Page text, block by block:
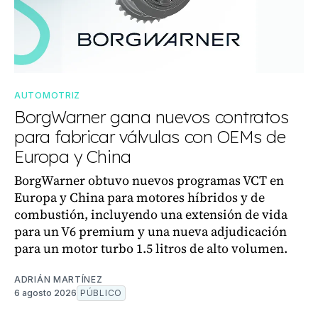
AUTOMOTRIZ
BorgWarner gana nuevos contratos
para fabricar válvulas con OEMs de
Europa y China
BorgWarner obtuvo nuevos programas VCT en
Europa y China para motores híbridos y de
combustión, incluyendo una extensión de vida
para un V6 premium y una nueva adjudicación
para un motor turbo 1.5 litros de alto volumen.
ADRIÁN MARTÍNEZ
6 agosto 2026 PÚBLICO